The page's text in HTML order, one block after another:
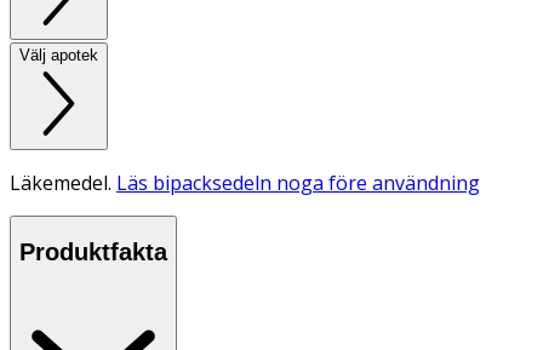
Välj apotek
Läkemedel. Läs bipacksedeln noga före användning
Produktfakta